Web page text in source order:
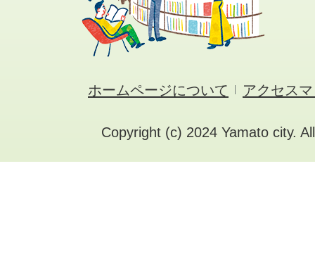
ホームページについて アクセス
Copyright (c) 2024 Yamato city.